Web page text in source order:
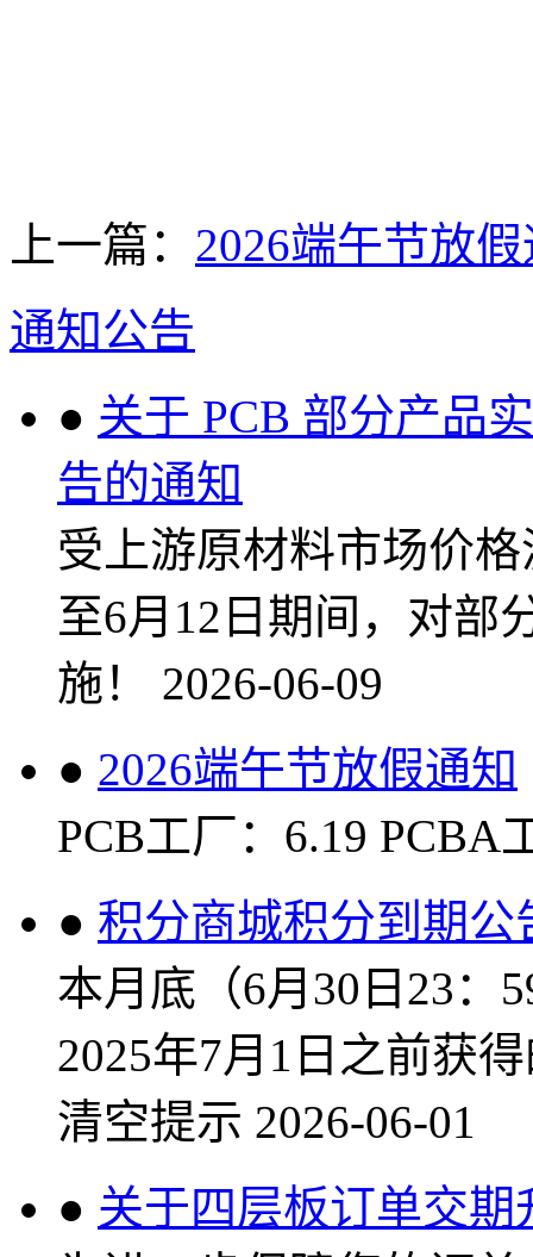
上一篇： 2026端午节放
通知公告
● 关于 PCB 部分产品
告的通知
受上游原材料市场价
至6月12日期间，对部
施！
2026-06-09
● 2026端午节放假通知
PCB工厂：6.19 PCBA
● 积分商城积分到期公
本月底（6月30日23：
2025年7月1日之前获
清空提示 2026-06-01
● 关于四层板订单交